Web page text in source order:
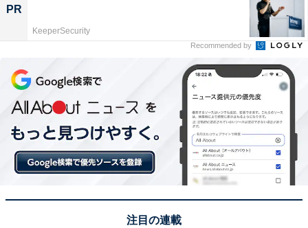
この記事の執筆者：
All About ニュースの編集者。オールアバウトに入社後、SNSトレン
ドにフォーカスした記事執筆やSEOライティングの経験を経て、の
ちにAll About ニュースチームのメンバーに加入。現在は旅行・カル
チャー・エンタメなどを中心に企画編集を担当。東京都出身。居酒
屋巡りとスポーツ観戦が生きがい。
...続きを読む
次ページ 5位までのランキング結果を見る
PR
KeeperSecurity
Recommended by
注目の連載